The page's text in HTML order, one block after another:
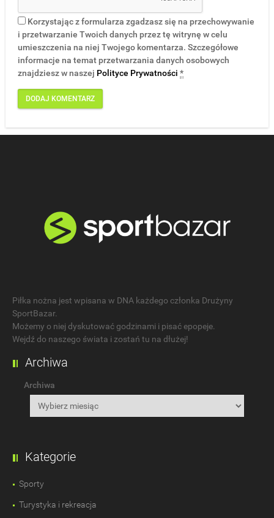
Korzystając z formularza zgadzasz się na przechowywanie
i przetwarzanie Twoich danych przez tę witrynę w celu
umieszczenia na niej Twojego komentarza. Szczegółowe
informacje na temat przetwarzania danych osobowych
znajdziesz w naszej Polityce Prywatności *
Piłka nożna jest wpisana w DNA każdego członka Drużyny
SportBazar.
Możemy o niej dyskutować godzinami i pisać epopeje.
Wejdź do naszego świata i zostań tu na dłużej!
Archiwa
Archiwa
Kategorie
Sporty
Turystyka i rekreacja